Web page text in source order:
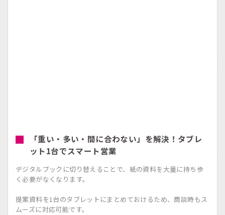
「重い・多い・間に合わない」を解決！タブレ
ット1台でスマート営業
デジタルブックに切り替えることで、紙の資料を大量に持ち歩
く必要がなくなります。
提案資料を1台のタブレットにまとめておけるため、商談時もス
ムーズに対応可能です。